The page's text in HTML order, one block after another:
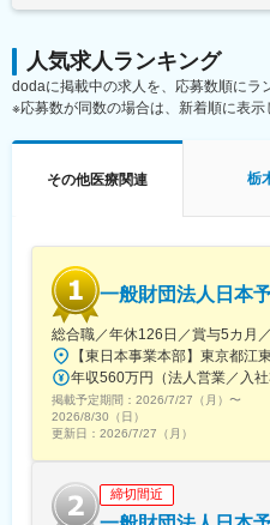
※現在、関東関西のほか、九
・会議や打ち合わせで必要
います）が発生します。
※国内出張の頻度は1~3回/年
ん。）
同社は、個人が最大限に能
誇っており、長期就業が可
変更の範囲：会社の定める
・製造業認定、原薬登録等
※クライアントは欧米製薬会
にあたっていただきます。
ができ、メーカーと同じレ
プデートできる環境です。
■働き方：
◎完全在宅勤務のため、拠点
なくてもご就業いただけます
◎お昼休みの時間帯も自由な
場合、お子様の通院やご都
量の大きい働き方ができます
※現在、関東関西のほか、九
人気求人ランキング
dodaに掲載中の求人を、応募数順にラ
※応募数が同数の場合は、新着順に表示
その他医療関連 栃
一般財団法人日本
総合職／年休126日／賞与5カ月
掲載予定期間： 2026/7/27（月） 〜
2026/8/30（日）
更新日： 2026/7/27（月）
締切間近